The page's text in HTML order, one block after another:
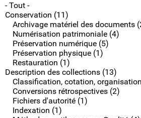
- Tout -
Conservation (11)
Archivage matériel des documents
Numérisation patrimoniale (4)
Préservation numérique (5)
Préservation physique (1)
Restauration (1)
Description des collections (13)
Classification, cotation,
Conversions rétrospectives (2)
Fichiers d'autorité (1)
Indexation (1)